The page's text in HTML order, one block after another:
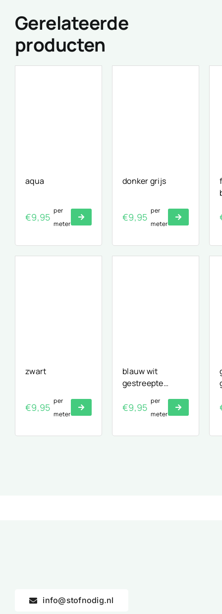
Gerelateerde
producten
aqua
€9,95
per
meter
donker grijs
€9,95
per
meter
zwart
€9,95
per
meter
blauw wit
gestreepte
€9,95
per
meter
info@stofnodig.nl